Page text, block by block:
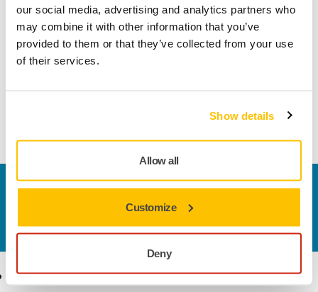
our social media, advertising and analytics partners who
may combine it with other information that you’ve
provided to them or that they’ve collected from your use
of their services.
Show details
Allow all
Customize
Deny
Produktoplysninger
Tekniske detaljer
Kontakt os
Vil du gerne vide mere?Kontakt os,
ekspertsupportteam besvare dine spørgsmål.
Produkter Knowhow